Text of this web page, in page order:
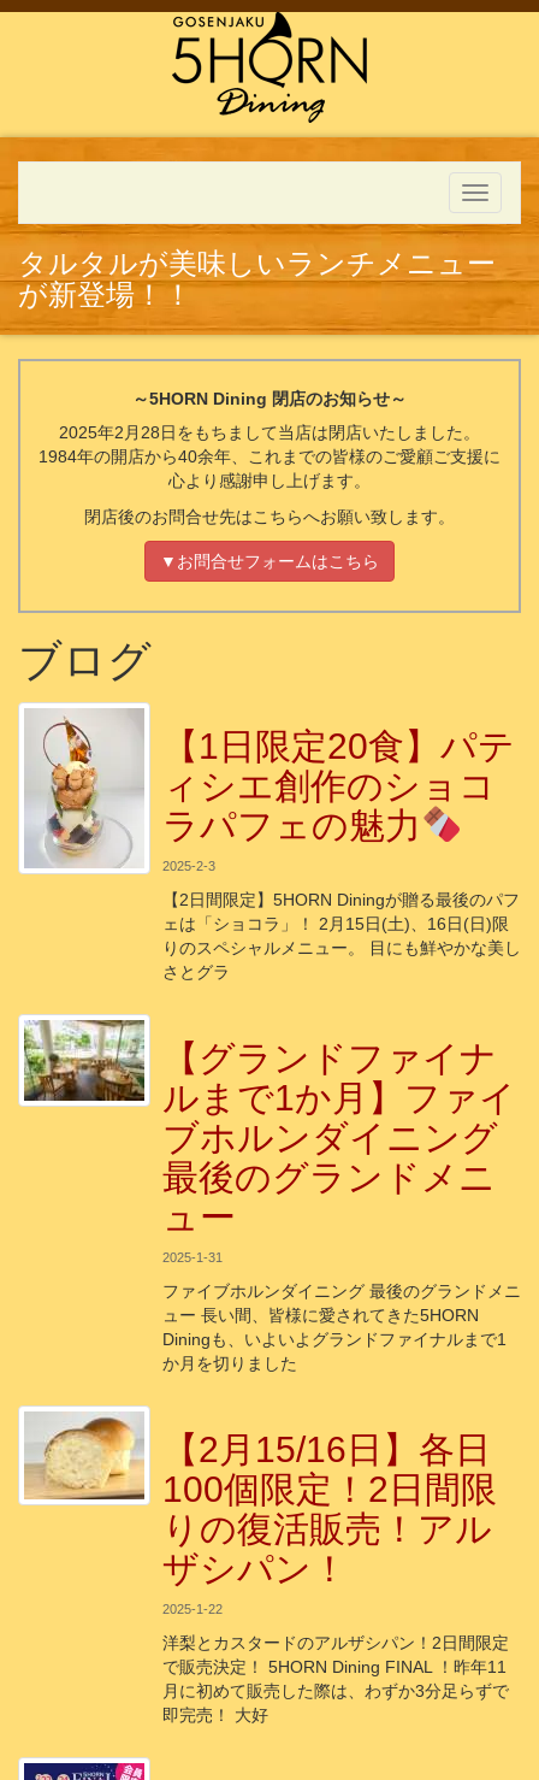
Toggle
タルタルが美味しいランチメニュー
が新登場！！
～5HORN Dining 閉店のお知らせ～
2025年2月28日をもちまして当店は閉店いたしました。
1984年の開店から40余年、これまでの皆様のご愛顧ご支援に
心より感謝申し上げます。
閉店後のお問合せ先はこちらへお願い致します。
▼お問合せフォームはこちら
ブログ
【1日限定20食】パテ
ィシエ創作のショコ
ラパフェの魅力
2025-2-3
【2日間限定】5HORN Diningが贈る最後のパフ
ェは「ショコラ」！ 2月15日(土)、16日(日)限
りのスペシャルメニュー。 目にも鮮やかな美し
さとグラ
【グランドファイナ
ルまで1か月】ファイ
ブホルンダイニング
最後のグランドメニ
ュー
2025-1-31
ファイブホルンダイニング 最後のグランドメニ
ュー 長い間、皆様に愛されてきた5HORN
Diningも、いよいよグランドファイナルまで1
か月を切りました
【2月15/16日】各日
100個限定！2日間限
りの復活販売！アル
ザシパン！
2025-1-22
洋梨とカスタードのアルザシパン！2日間限定
で販売決定！ 5HORN Dining FINAL ！昨年11
月に初めて販売した際は、わずか3分足らずで
即完売！ 大好